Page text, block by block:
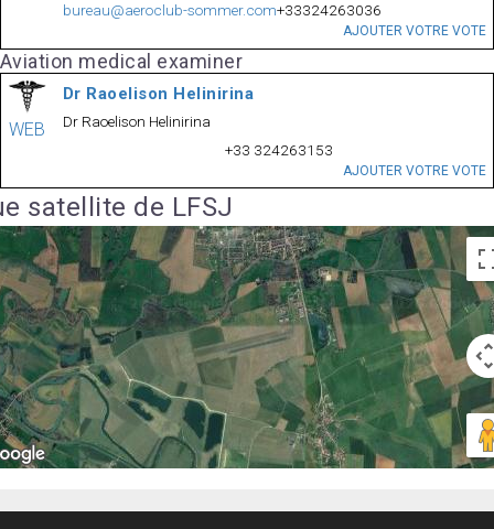
bureau@aeroclub-sommer.com+33324263036
AJOUTER VOTRE VOTE
Aviation medical examiner
WEB
Dr Raoelison Helinirina
Dr Raoelison Helinirina
+33 324263153
AJOUTER VOTRE VOTE
satellite de LFSJ